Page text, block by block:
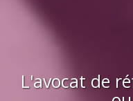
L'avocat de